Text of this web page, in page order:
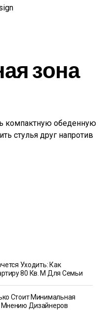
зона
компактную обеденную
стулья друг напротив
Уходить: Как
80 Кв. М Для Семьи
Стоит Минимальная
Мнению Дизайнеров